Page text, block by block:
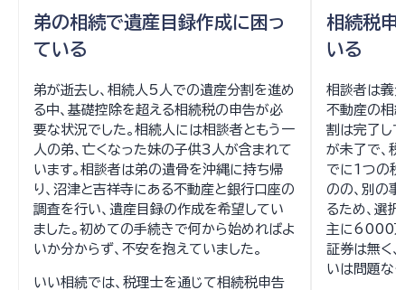
弟の相続で遺産目録作成に困っ
ている
弟が逝去し、相続人5人での遺産分割を進め
る中、基礎控除を超える相続税の申告が必
要な状況でした。相続人には相談者ともう一
人の弟、亡くなった妹の子供3人が含まれて
います。相談者は弟の遺骨を沖縄に持ち帰
り、沼津と吉祥寺にある不動産と銀行口座の
調査を行い、遺産目録の作成を希望してい
ました。初めての手続きで何から始めればよ
いか分からず、不安を抱えていました。
いい相続では、税理士を通じて相続税申告
相続税申
いる
相談者は義
不動産の相
割は完了し
が未了で、
でに1つの
のの、別の
るため、選
主に6000万
証券は無く
いは問題な